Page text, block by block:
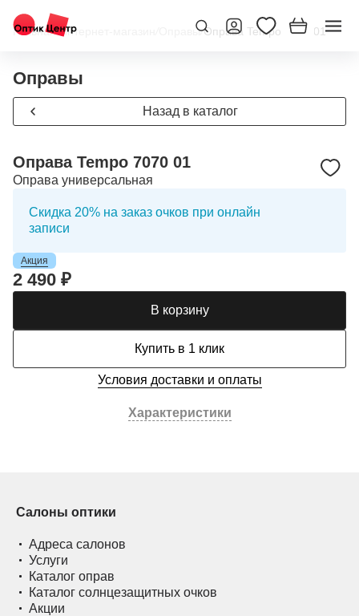
Главная/Интернет-магазин Оправы/Оправа Tempo 7070 01
Оправы
Назад в каталог
Оправа Tempo 7070 01
Оправа универсальная
Скидка 20% на заказ очков при онлайн
записи
Акция
2 490 ₽
В корзину
Купить в 1 клик
Условия доставки и оплаты
Характеристики
Салоны оптики
Адреса салонов
Услуги
Каталог оправ
Каталог солнцезащитных очков
Акции